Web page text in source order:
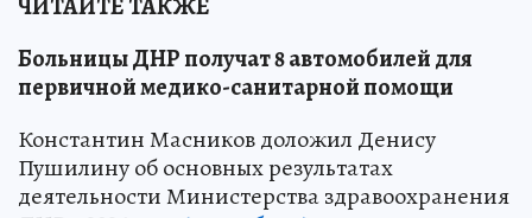
ЧИТАЙТЕ ТАКЖЕ
Больницы ДНР получат 8 автомобилей для
первичной медико-санитарной помощи
Константин Масников доложил Денису
Пушилину об основных результатах
деятельности Министерства здравоохранения